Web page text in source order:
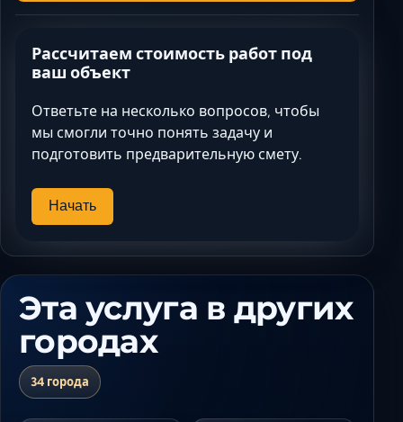
Рассчитаем стоимость работ под
ваш объект
Ответьте на несколько вопросов, чтобы
мы смогли точно понять задачу и
подготовить предварительную смету.
Начать
Эта услуга в других
городах
34 города